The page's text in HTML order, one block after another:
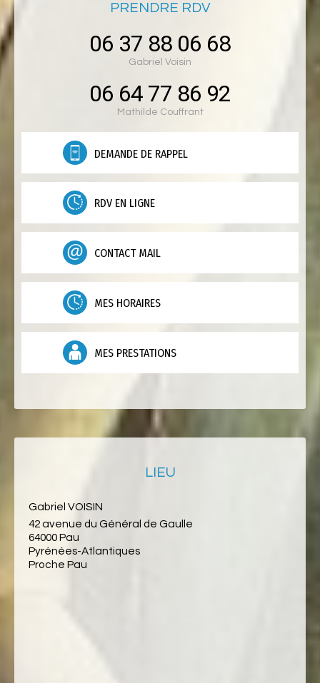
PRENDRE RDV
06 37 88 06 68
Gabriel Voisin
06 64 77 86 92
Mathilde Couffrant
DEMANDE DE RAPPEL
RDV EN LIGNE
CONTACT MAIL
MES HORAIRES
MES PRESTATIONS
LIEU
Gabriel VOISIN
42 avenue du Général de Gaulle
64000 Pau
Pyrénées-Atlantiques
Proche Pau